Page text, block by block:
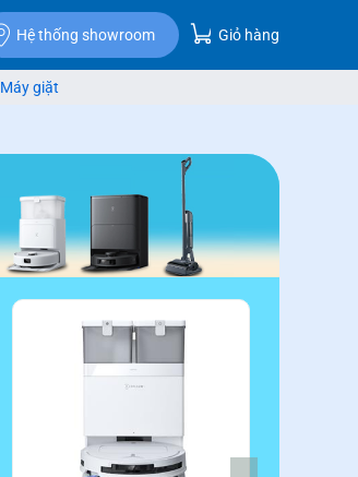
Hệ thống showroom Giỏ hàng
Máy giặt